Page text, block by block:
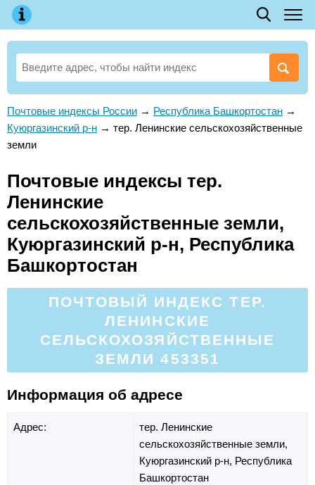
Почтовые индексы России → Республика Башкортостан →
Куюргазинский р-н → тер. Ленинские сельскохозяйственные
земли
Почтовые индексы тер.
Ленинские
сельскохозяйственные земли,
Куюргазинский р-н, Республика
Башкортостан
ПОЧТОВЫЙ ИНДЕКС ТЕР.
ЛЕНИНСКИЕ
СЕЛЬСКОХОЗЯЙСТВЕННЫЕ
ЗЕМЛИ 453351
Информация об адресе
Адрес:
тер. Ленинские
сельскохозяйственные земли,
Куюргазинский р-н, Республика
Башкортостан